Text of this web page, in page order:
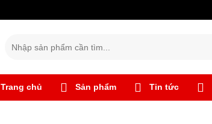
kiếm:
Trang chủ Sản phẩm Tin tức